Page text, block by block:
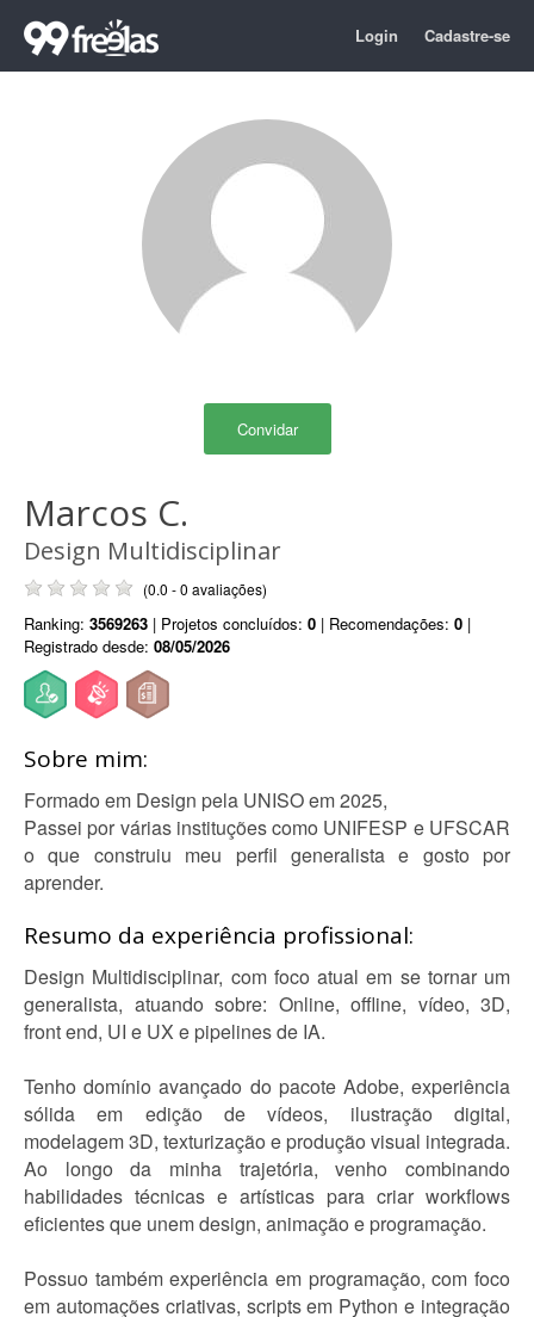
Login Cadastre-se
Convidar
Marcos C.
Design Multidisciplinar
(0.0 - 0 avaliações)
Ranking: 3569263 | Projetos concluídos: 0 | Recomendações: 0 |
Registrado desde: 08/05/2026
Sobre mim:
Formado em Design pela UNISO em 2025,
Passei por várias instituções como UNIFESP e UFSCAR
o que construiu meu perfil generalista e gosto por
aprender.
Resumo da experiência profissional:
Design Multidisciplinar, com foco atual em se tornar um
generalista, atuando sobre: Online, offline, vídeo, 3D,
front end, UI e UX e pipelines de IA.
Tenho domínio avançado do pacote Adobe, experiência
sólida em edição de vídeos, ilustração digital,
modelagem 3D, texturização e produção visual integrada.
Ao longo da minha trajetória, venho combinando
habilidades técnicas e artísticas para criar workflows
eficientes que unem design, animação e programação.
Possuo também experiência em programação, com foco
em automações criativas, scripts em Python e integração